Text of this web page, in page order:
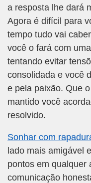
a resposta lhe dará
Agora é difícil para
tempo tudo vai
você o fará com
tentando evitar
consolidada e você
e pela paixão. Que
mantido você
resolvido.
Sonhar com
lado mais amigável
pontos em qualquer
comunicação